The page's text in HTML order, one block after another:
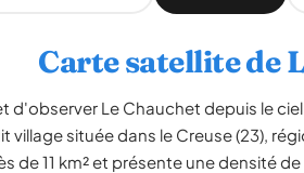
Carte satellite de
d'observer Le Chauchet depuis le
village située dans le Creuse (23),
de 11 km² et présente une densité